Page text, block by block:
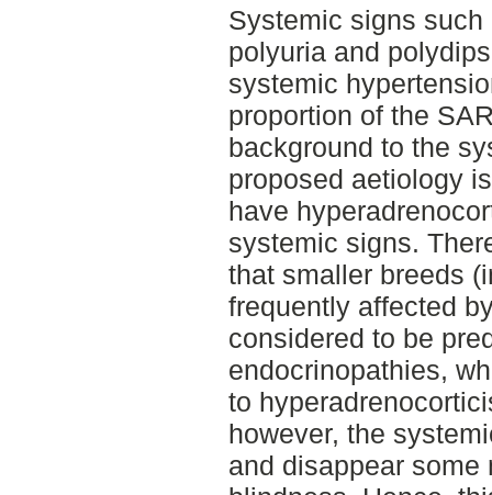
Systemic signs
polyuria and
systemic
proportion of the
background to the
proposed aetiology
have
systemic signs.
that smaller breeds
frequently affected
considered to be
endocrinopathies,
to
however, the
and disappear some